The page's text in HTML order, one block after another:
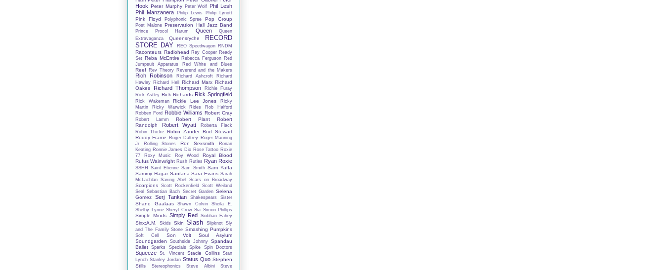
Hook Peter Murphy Peter Wolf Phil Lesh
Phil Manzanera
Philip Lewis Philip Lynott
Pink Floyd Polyphonic Spree Pop Group
Post Malone Preservation Hall Jazz Band
Prince Procol Harum Queen
Queen
Extravaganza
Queensryche
RECORD
STORE DAY
REO Speedwagon RNDM
Raconteurs Radiohead Ray Cooper Ready
Set Reba McEntire Rebecca Ferguson Red
Jumpsuit Apparatus
Red White and Blues
Reef Rev Theory Reverend and the Makers
Rich Robinson Richard Ashcroft
Richard
Hawley Richard Hell Richard Marx Richard
Oakes
Richard Thompson
Richie Furay
Rick Astley Rick Richards Rick Springfield
Rick Wakeman Rickie Lee Jones
Ricky
Martin
Ricky Warwick Rides
Rob Halford
Robben Ford Robbie Williams Robert Cray
Robert Lamm Robert Plant
Robert
Randolph
Robert Wyatt
Roberta Flack
Robin Thicke Robin Zander Rod Stewart
Roddy Frame
Roger Daltrey Roger Manning
Jr
Rolling Stones Ron Sexsmith
Ronan
Keating Ronnie James Dio Rose Tattoo Roxie
77
Roxy Music Roy Wood
Royal Blood
Rufus Wainwright Rush Rutles Ryan Roxie
SSHH Saint Etienne Sam Smith Sam Yaffa
Sammy Hagar Santana Sara Evans Sarah
McLachlan Saving Abel Scars on Broadway
Scorpions Scott Rockenfield
Scott Weiland
Seal
Sebastian Bach Secret Garden Selena
Gomez
Serj Tankian Shakespears Sister
Shane Gaalaas Shawn Colvin
Sheila E.
Shelby Lynne Sheryl Crow Sia Simon Phillips
Simple Minds Simply Red Siobhan Fahey
Sixx:A.M. Skids Skin Slash Slipknot Sly
and The Family Stone Smashing Pumpkins
Soft Cell Son Volt
Soul Asylum
Soundgarden
Southside Johnny Spandau
Ballet
Sparks Specials Spike Spin Doctors
Squeeze St. Vincent Stacie Collins
Stan
Lynch Stanley Jordan Status Quo Stephen
Stills
Stereophonics Steve Albini
Steve